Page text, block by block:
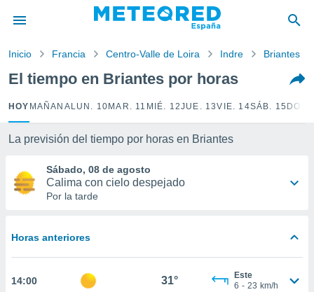
por
para
que se
calidad.
a este
y
digital
Inicio Francia Centro-Valle de Loira Indre Briantes
El tiempo en Briantes por horas
HOY MAÑANA LUN. 10 MAR. 11 MIÉ. 12JUE. 13VIE. 14SÁB. 15
La previsión del tiempo por horas en Briantes
Sábado, 08 de agosto
Calima con cielo despejado
Por la tarde
Horas anteriores
14:00 31°
Este
6 - 23 km/h